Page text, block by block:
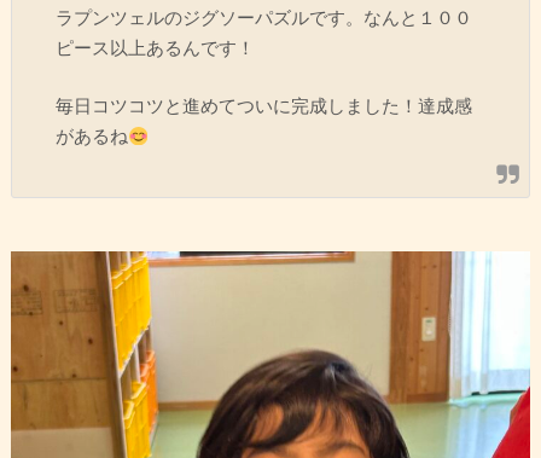
ラプンツェルのジグソーパズルです。なんと１００
ピース以上あるんです！
毎日コツコツと進めてついに完成しました！達成感
があるね